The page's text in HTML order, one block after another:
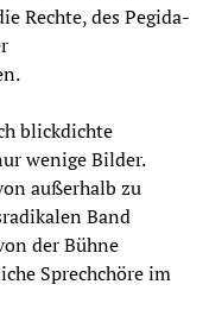
Rechte, des Pegida-
blickdichte
wenige Bilder.
außerhalb zu
Band
der Bühne
Sprechchöre im